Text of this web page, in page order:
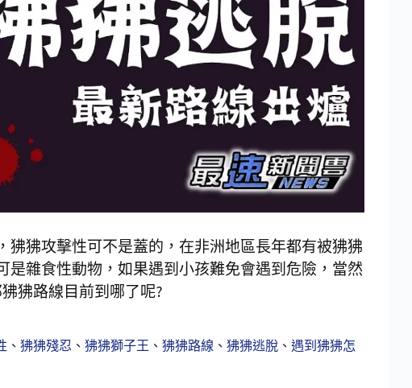
狒攻擊性可不是蓋的，在非洲地區長年都有被狒狒
雜食性動物，如果遇到小孩難免會遇到危險，當然
狒路線目前到哪了呢?
、 狒狒殘忍 、 狒狒獅子王 、 狒狒路線 、 狒狒逃脫、 遇到狒狒怎